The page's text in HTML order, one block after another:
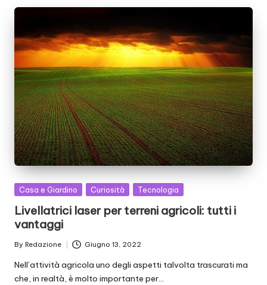
Posted
Casa e Giardino Curiosità Tecnologia
Livellatrici laser per terreni agricoli: tutti i
vantaggi
Posted
by
By Redazione Giugno 13, 2022
Nell’attività agricola uno degli aspetti talvolta trascurati ma
che, in realtà, è molto importante per…